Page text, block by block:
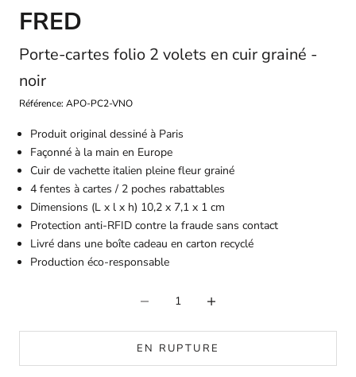
FRED
Porte-cartes folio 2 volets en cuir grainé -
noir
Référence: APO-PC2-VNO
Produit original dessiné à Paris
Façonné à la main en Europe
Cuir de vachette italien pleine fleur grainé
4 fentes à cartes / 2 poches rabattables
Dimensions (L x l x h) 10,2 x 7,1 x 1 cm
Protection anti-RFID contre la fraude sans contact
Livré dans une boîte cadeau en carton recyclé
Production éco-responsable
EN RUPTURE